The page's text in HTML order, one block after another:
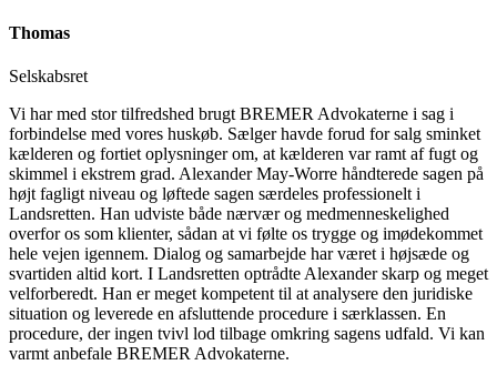
Thomas
Selskabsret
Vi har med stor tilfredshed brugt BREMER Advokaterne i sag i
forbindelse med vores huskøb. Sælger havde forud for salg sminket
kælderen og fortiet oplysninger om, at kælderen var ramt af fugt og
skimmel i ekstrem grad. Alexander May-Worre håndterede sagen på
højt fagligt niveau og løftede sagen særdeles professionelt i
Landsretten. Han udviste både nærvær og medmenneskelighed
overfor os som klienter, sådan at vi følte os trygge og imødekommet
hele vejen igennem. Dialog og samarbejde har været i højsæde og
svartiden altid kort. I Landsretten optrådte Alexander skarp og meget
velforberedt. Han er meget kompetent til at analysere den juridiske
situation og leverede en afsluttende procedure i særklassen. En
procedure, der ingen tvivl lod tilbage omkring sagens udfald. Vi kan
varmt anbefale BREMER Advokaterne.